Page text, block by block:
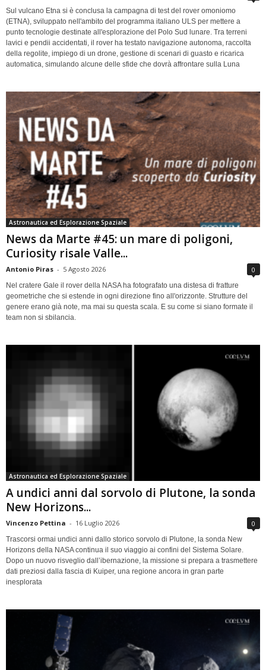
Sul vulcano Etna si è conclusa la campagna di test del rover omoniomo
(ETNA), sviluppato nell'ambito del programma italiano ULS per mettere a
punto tecnologie destinate all'esplorazione del Polo Sud lunare. Tra terreni
lavici e pendii accidentati, il rover ha testato navigazione autonoma, raccolta
della regolite, impiego di un drone, gestione di scenari di guasto e ricarica
automatica, simulando alcune delle sfide che dovrà affrontare sulla Luna
Astronautica ed Esplorazione Spaziale
News da Marte #45: un mare di poligoni,
Curiosity risale Valle...
Antonio Piras - 5 Agosto 2026 0
Nel cratere Gale il rover della NASA ha fotografato una distesa di fratture
geometriche che si estende in ogni direzione fino all'orizzonte. Strutture del
genere erano già note, ma mai su questa scala. E su come si siano formate il
team non si sbilancia.
Astronautica ed Esplorazione Spaziale
A undici anni dal sorvolo di Plutone, la sonda
New Horizons...
Vincenzo Pettina - 16 Luglio 2026 0
Trascorsi ormai undici anni dallo storico sorvolo di Plutone, la sonda New
Horizons della NASA continua il suo viaggio ai confini del Sistema Solare.
Dopo un nuovo risveglio dall’ibernazione, la missione si prepara a trasmettere
dati preziosi dalla fascia di Kuiper, una regione ancora in gran parte
inesplorata